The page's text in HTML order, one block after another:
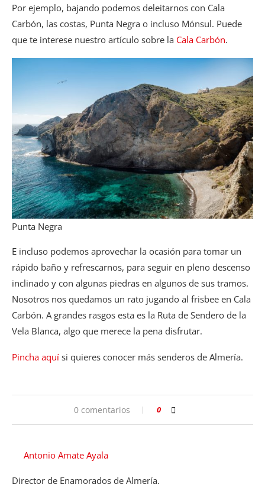
Por ejemplo, bajando podemos deleitarnos con Cala
Carbón, las costas, Punta Negra o incluso Mónsul. Puede
que te interese nuestro artículo sobre la Cala Carbón.
Punta Negra
E incluso podemos aprovechar la ocasión para tomar un
rápido baño y refrescarnos, para seguir en pleno descenso
inclinado y con algunas piedras en algunos de sus tramos.
Nosotros nos quedamos un rato jugando al frisbee en Cala
Carbón. A grandes rasgos esta es la Ruta de Sendero de la
Vela Blanca, algo que merece la pena disfrutar.
Pincha aquí si quieres conocer más senderos de Almería.
0 comentarios 0
Antonio Amate Ayala
Director de Enamorados de Almería.